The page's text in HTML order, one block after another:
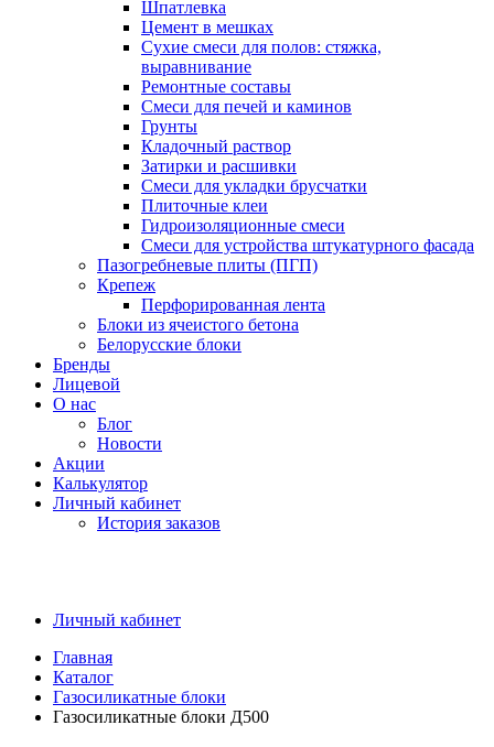
Шпатлевка
Цемент в мешках
Сухие смеси для полов: стяжка,
выравнивание
Ремонтные составы
Смеси для печей и каминов
Грунты
Кладочный раствор
Затирки и расшивки
Смеси для укладки брусчатки
Плиточные клеи
Гидроизоляционные смеси
Смеси для устройства штукатурного фасада
Пазогребневые плиты (ПГП)
Крепеж
Перфорированная лента
Блоки из ячеистого бетона
Белорусские блоки
Бренды
Лицевой
О нас
Блог
Новости
Акции
Калькулятор
Личный кабинет
История заказов
Личный кабинет
Главная
Каталог
Газосиликатные блоки
Газосиликатные блоки Д500